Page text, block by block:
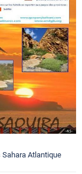
Atlantique